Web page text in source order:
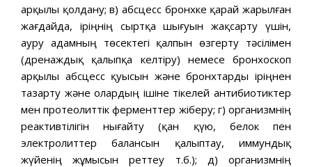
арқылы қолдану; в) абсцесс бронхке қарай жарылған
жағдайда, іріңнің сыртқа шығуын жақсарту үшін,
ауру адамның төсектегі қалпын өзгерту тәсілімен
(дренаждық қалыпқа келтіру) немесе бронхоскоп
арқылы абсцесс қуысын және бронхтарды іріңнен
тазарту және олардың ішіне тікелей антибиотиктер
мен протеолиттік ферменттер жіберу; г) организмнің
реактивтілігін нығайту (қан қүю, белок пен
электролиттер балансын қалыптау, иммундық
жүйенің жұмысын реттеу т.б.); д) организмнің